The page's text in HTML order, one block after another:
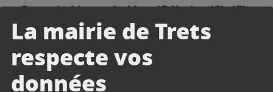
La mairie de Trets
respecte vos
données